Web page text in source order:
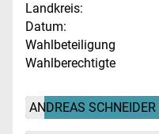
Landkreis:
Datum:
Wahlbeteiligung
Wahlberechtigte
ANDREAS SCHNEIDER